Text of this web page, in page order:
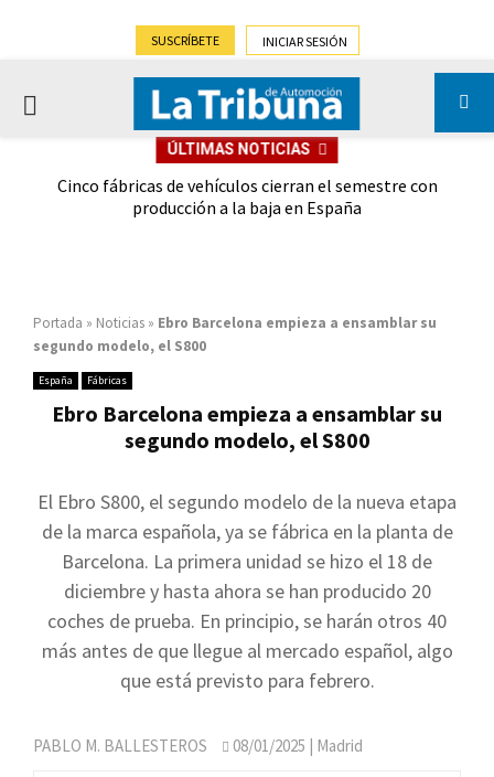
SUSCRÍBETE INICIAR SESIÓN
PRIMARY
ÚLTIMAS NOTICIAS
Cinco fábricas de vehículos cierran el semestre con
producción a la baja en España
Portada » Noticias » Ebro Barcelona empieza a ensamblar su
segundo modelo, el S800
España Fábricas
Ebro Barcelona empieza a ensamblar su
segundo modelo, el S800
El Ebro S800, el segundo modelo de la nueva etapa
de la marca española, ya se fábrica en la planta de
Barcelona. La primera unidad se hizo el 18 de
diciembre y hasta ahora se han producido 20
coches de prueba. En principio, se harán otros 40
más antes de que llegue al mercado español, algo
que está previsto para febrero.
PABLO M. BALLESTEROS 08/01/2025 | Madrid